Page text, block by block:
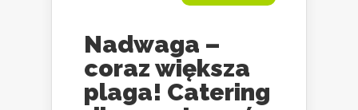
Nadwaga –
coraz większa
plaga! Catering